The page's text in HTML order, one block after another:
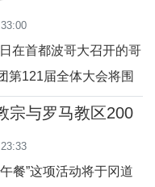
宗良十四世7月7日任命
Luigi Stolfi）神父为
署长。这是教宗在罗马
中新设立的职务，目的
在首都波哥大召开的哥
第121届全体大会将围
加强司铎培育这一核心
听与分辨，回应哥伦比
需要。90位全国各地主
宗与罗马教区200
餐”这项活动将于冈道